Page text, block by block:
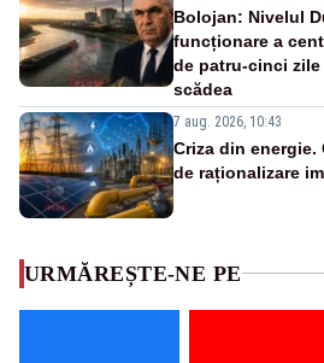
Bolojan: Nivelul
funcționare a
de patru-cinci
scădea
7 aug. 2026, 10:43
Criza din energie.
de raționalizare
URMĂREȘTE-NE PE